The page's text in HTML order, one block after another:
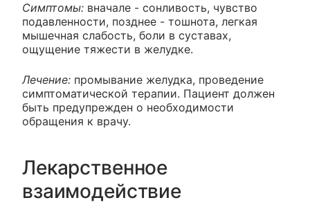
Симптомы: вначале - сонливость, чувство
подавленности, позднее - тошнота, легкая
мышечная слабость, боли в суставах,
ощущение тяжести в желудке.
Лечение: промывание желудка, проведение
симптоматической терапии. Пациент должен
быть предупрежден о необходимости
обращения к врачу.
Лекарственное
взаимодействие